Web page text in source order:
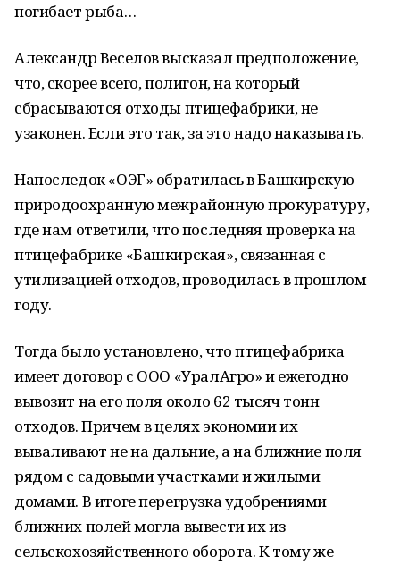
погибает рыба…
Александр Веселов высказал предположение,
что, скорее всего, полигон, на который
сбрасываются отходы птицефабрики, не
узаконен. Если это так, за это надо наказывать.
Напоследок «ОЭГ» обратилась в Башкирскую
природоохранную межрайонную прокуратуру,
где нам ответили, что последняя проверка на
птицефабрике «Башкирская», связанная с
утилизацией отходов, проводилась в прошлом
году.
Тогда было установлено, что птицефабрика
имеет договор с ООО «УралАгро» и ежегодно
вывозит на его поля около 62 тысяч тонн
отходов. Причем в целях экономии их
вываливают не на дальние, а на ближние поля
рядом с садовыми участками и жилыми
домами. В итоге перегрузка удобрениями
ближних полей могла вывести их из
сельскохозяйственного оборота. К тому же